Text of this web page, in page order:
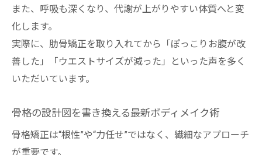
また、呼吸も深くなり、代謝が上がりやすい体質へと変
化します。
実際に、肋骨矯正を取り入れてから「ぽっこりお腹が改
善した」「ウエストサイズが減った」といった声を多く
いただいています。
骨格の設計図を書き換える最新ボディメイク術
骨格矯正は“根性”や“力任せ”ではなく、繊細なアプローチ
が重要です。